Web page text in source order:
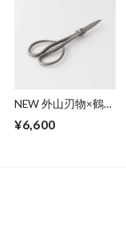
NEW 外山刃物×鶴仙
キ鋏 (short)
¥6,600